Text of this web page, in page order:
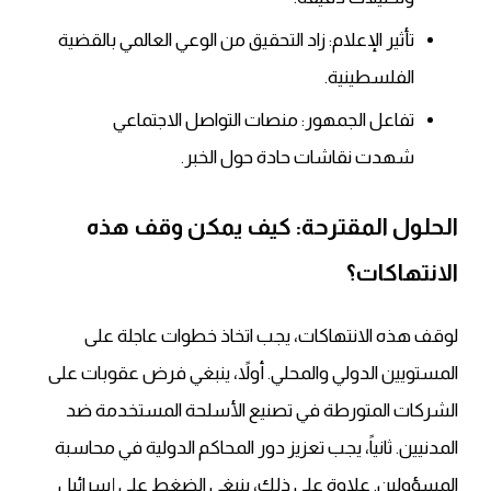
تأثير الإعلام: زاد التحقيق من الوعي العالمي بالقضية
الفلسطينية.
تفاعل الجمهور: منصات التواصل الاجتماعي
شهدت نقاشات حادة حول الخبر.
الحلول المقترحة: كيف يمكن وقف هذه
الانتهاكات؟
لوقف هذه الانتهاكات، يجب اتخاذ خطوات عاجلة على
المستويين الدولي والمحلي. أولاً، ينبغي فرض عقوبات على
الشركات المتورطة في تصنيع الأسلحة المستخدمة ضد
المدنيين. ثانياً، يجب تعزيز دور المحاكم الدولية في محاسبة
المسؤولين. علاوة على ذلك، ينبغي الضغط على إسرائيل